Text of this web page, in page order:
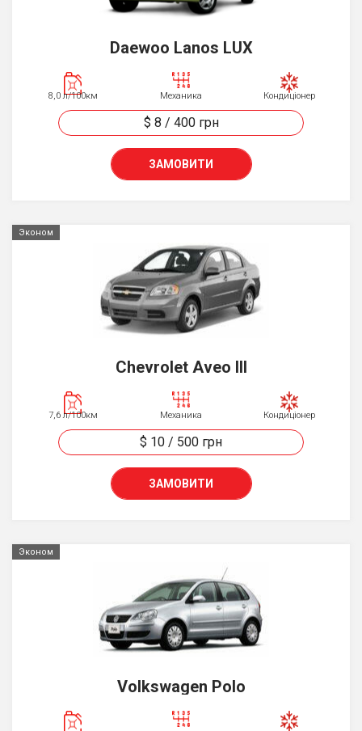
Daewoo Lanos LUX
8,0 л/100км Механика Кондиціонер
$ 8 / 400 грн
ЗАМОВИТИ
Эконом
Chevrolet Aveo III
7,6 л/100км Механика Кондиціонер
$ 10 / 500 грн
ЗАМОВИТИ
Эконом
Volkswagen Polo